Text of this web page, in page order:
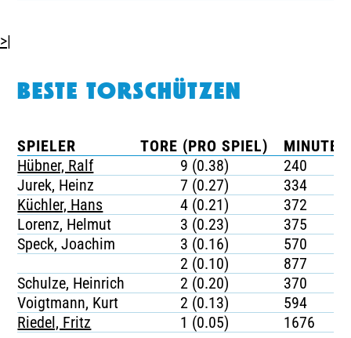
>|
BESTE TORSCHÜTZEN
SPIELER TORE (PRO SPIEL)
Hübner, Ralf
9 (0.38)
240
Jurek, Heinz
7 (0.27)
334
Küchler, Hans
4 (0.21)
372
Lorenz, Helmut
3 (0.23)
375
Speck, Joachim
3 (0.16)
570
2 (0.10)
877
Schulze, Heinrich
2 (0.20)
370
Voigtmann, Kurt
2 (0.13)
594
Riedel, Fritz
1 (0.05) 1676